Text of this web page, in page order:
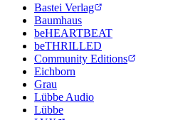
Bastei Verlag
Baumhaus
beHEARTBEAT
beTHRILLED
Community Editions
Eichborn
Grau
Lübbe Audio
Lübbe